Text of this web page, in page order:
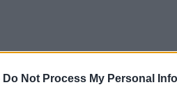
Do Not Process My Personal